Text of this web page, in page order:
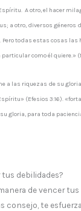
A otro, el hacer
a otro, diversos géneros
todas estas cosas las
como él quiere.» (1
a las riquezas de su
(Efesios 3:16).
gloria, para toda
debilidades?
de vencer
consejo, te